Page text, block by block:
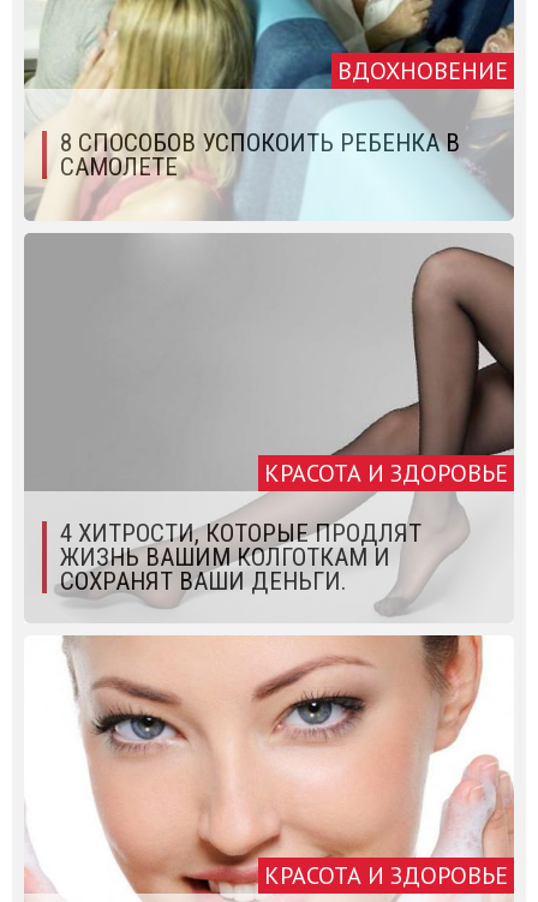
ВДОХНОВЕНИЕ
8 СПОСОБОВ УСПОКОИТЬ РЕБЕНКА В
САМОЛЕТЕ
КРАСОТА И ЗДОРОВЬЕ
4 ХИТРОСТИ, КОТОРЫЕ ПРОДЛЯТ
ЖИЗНЬ ВАШИМ КОЛГОТКАМ И
СОХРАНЯТ ВАШИ ДЕНЬГИ.
КРАСОТА И ЗДОРОВЬЕ